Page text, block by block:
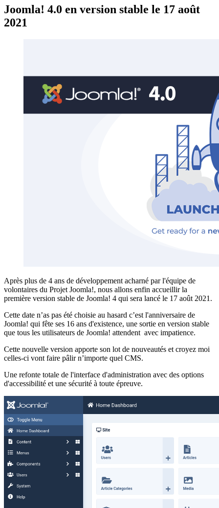
Joomla! 4.0 en version stable le 17 août
2021
Après plus de 4 ans de développement acharné par l'équipe de
volontaires du Projet Joomla!, nous allons enfin accueillir la
première version stable de Joomla! 4 qui sera lancé le 17 août 2021.
Cette date n’as pas été choisie au hasard c’est l'anniversaire de
Joomla! qui fête ses 16 ans d'existence, une sortie en version stable
que tous les utilisateurs de Joomla! attendent avec impatience.
Cette nouvelle version apporte son lot de nouveautés et croyez moi
celles-ci vont faire pâlir n’importe quel CMS.
Une refonte totale de l'interface d'administration avec des options
d'accessibilité et une sécurité à toute épreuve.